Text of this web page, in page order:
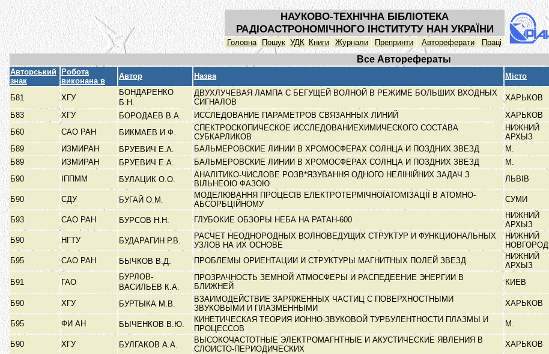
НАУКОВО-ТЕХНІЧНА БІБЛІОТЕКА
РАДІОАСТРОНОМІЧНОГО ІНСТИТУТУ НАН УКРАЇНИ
Головна Пошук УДК Книги Журнали Препринти Автореферати Праці
Все Авторефераты
Авторський
знак
Робота
виконана в
Автор Назва Місто
Б81
ХГУ
БОНДАРЕНКО
Б.Н.
ДВУХЛУЧЕВАЯ ЛАМПА С БЕГУЩЕЙ ВОЛНОЙ В РЕЖИМЕ БОЛЬШИХ ВХОДНЫХ
СИГНАЛОВ
ХАРЬКОВ
Б83
ХГУ БОРОДАЕВ В.А. ИССЛЕДОВАНИЕ ПАРАМЕТРОВ СВЯЗАННЫХ ЛИНИЙ ХАРЬКОВ
Б60
САО РАН БИКМАЕВ И.Ф.
СПЕКТРОСКОПИЧЕСКОЕ ИССЛЕДОВАНИЕХИМИЧЕСКОГО СОСТАВА
СУБКАРЛИКОВ
НИЖНИЙ
АРХЫЗ
Б89
ИЗМИРАН БРУЕВИЧ Е.А. БАЛЬМЕРОВСКИЕ ЛИНИИ В ХРОМОСФЕРАХ СОЛНЦА И ПОЗДНИХ ЗВЕЗД М.
Б89
ИЗМИРАН БРУЕВИЧ Е.А. БАЛЬМЕРОВСКИЕ ЛИНИИ В ХРОМОСФЕРАХ СОЛНЦА И ПОЗДНИХ ЗВЕЗД М.
Б90
ІППММ БУЛАЦИК О.О.
АНАЛІТИКО-ЧИСЛОВЕ РОЗВ*ЯЗУВАННЯ ОДНОГО НЕЛІНІЙНИХ ЗАДАЧ З
ВІЛЬНЕОЮ ФАЗОЮ
ЛЬВІВ
Б90 СДУ БУГАЙ О.М.
МОДЕЛЮВАННЯ ПРОЦЕСІВ ЕЛЕКТРОТЕРМІЧНОЇАТОМІЗАЦІЇ В АТОМНО-
АБСОРБЦІЙНОМУ
СУМИ
Б93 САО РАН БУРСОВ Н.Н. ГЛУБОКИЕ ОБЗОРЫ НЕБА НА РАТАН-600
НИЖНИЙ
АРХЫЗ
Б90 НГТУ БУДАРАГИН Р.В.
РАСЧЕТ НЕОДНОРОДНЫХ ВОЛНОВЕДУЩИХ СТРУКТУР И ФУНКЦИОНАЛЬНЫХ
УЗЛОВ НА ИХ ОСНОВЕ
НИЖНИЙ
НОВГОРОД
Б95 САО РАН БЫЧКОВ В.Д. ПРОБЛЕМЫ ОРИЕНТАЦИИ И СТРУКТУРЫ МАГНИТНЫХ ПОЛЕЙ ЗВЕЗД
НИЖНИЙ
АРХЫЗ
Б91 ГАО
БУРЛОВ-
ВАСИЛЬЕВ К.А.
ПРОЗРАЧНОСТЬ ЗЕМНОЙ АТМОСФЕРЫ И РАСПЕДЕЕНИЕ ЭНЕРГИИ В
БЛИЖНЕЙ
КИЕВ
Б90 ХГУ БУРТЫКА М.В.
ВЗАИМОДЕЙСТВИЕ ЗАРЯЖЕННЫХ ЧАСТИЦ С ПОВЕРХНОСТНЫМИ
ЗВУКОВЫМИ И ПЛАЗМЕННЫМИ
ХАРЬКОВ
Б95 ФИ АН БЫЧЕНКОВ В.Ю.
КИНЕТИЧЕСКАЯ ТЕОРИЯ ИОННО-ЗВУКОВОЙ ТУРБУЛЕНТНОСТИ ПЛАЗМЫ И
ПРОЦЕССОВ
М.
Б90 ХГУ БУЛГАКОВ А.А.
ВЫСОКОЧАСТОТНЫЕ ЭЛЕКТРОМАГНТНЫЕ И АКУСТИЧЕСКИЕ ЯВЛЕНИЯ В
СЛОИСТО-ПЕРИОДИЧЕСКИХ
ХАРЬКОВ